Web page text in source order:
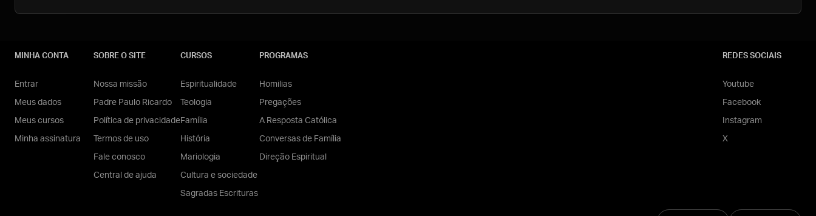
MINHA CONTA
Entrar
Meus dados
Meus cursos
Minha assinatura
SOBRE O SITE
Nossa missão
Padre Paulo Ricardo
Política de privacidade
Termos de uso
Fale conosco
Central de ajuda
CURSOS
Espiritualidade
Teologia
Família
História
Mariologia
Cultura e sociedade
Sagradas Escrituras
PROGRAMAS
Homilias
Pregações
A Resposta Católica
Conversas de Família
Direção Espiritual
REDES SOCIAIS
Youtube
Facebook
Instagram
X